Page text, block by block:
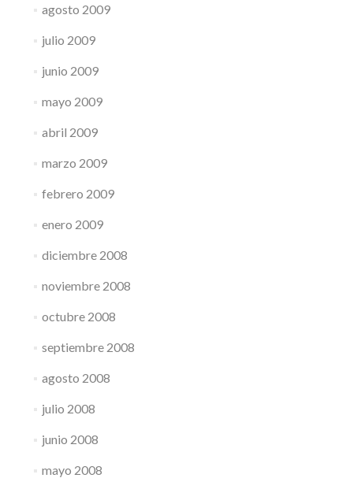
agosto 2009
julio 2009
junio 2009
mayo 2009
abril 2009
marzo 2009
febrero 2009
enero 2009
diciembre 2008
noviembre 2008
octubre 2008
septiembre 2008
agosto 2008
julio 2008
junio 2008
mayo 2008